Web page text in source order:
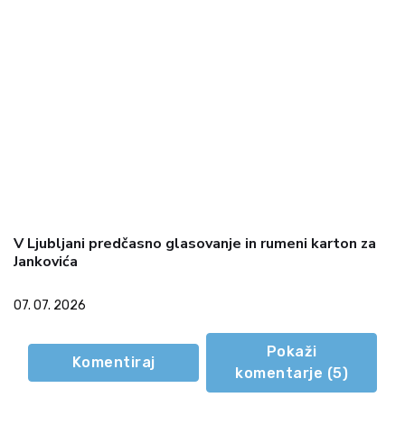
V Ljubljani predčasno glasovanje in rumeni karton za
Jankovića
07. 07. 2026
Komentiraj
Pokaži
komentarje (5)